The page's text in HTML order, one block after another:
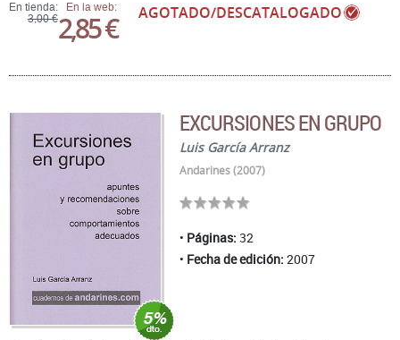
En tienda:
3,00 €
En la web:
2,85 € AGOTADO/DESCATALOGADO
EXCURSIONES EN GRUPO
Luis García Arranz
Andarines (2007)
Páginas: 32
Fecha de edición: 2007